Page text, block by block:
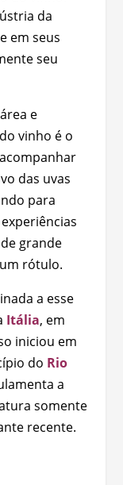
da
em seus
seu
e
vinho é o
das uvas
para
grande
rótulo.
a esse
Itália, em
iniciou em
do Rio
a
somente
recente.